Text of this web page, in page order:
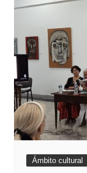
Ámbito cultural